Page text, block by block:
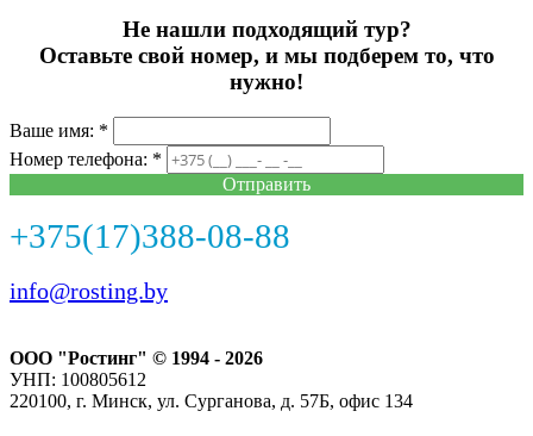
Не нашли подходящий тур?
Оставьте свой номер, и мы подберем то, что
нужно!
Ваше имя: *
Номер телефона: *
Отправить
+375(17)388-08-88
info@rosting.by
ООО "Ростинг" © 1994 - 2026
УНП: 100805612
220100, г. Минск, ул. Сурганова, д. 57Б, офис 134